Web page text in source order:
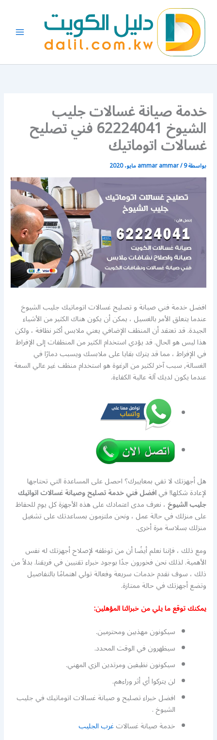
المحتوى
خدمة صيانة غسالات جليب
الشيوخ 62224041 فني تصليح
غسالات اتوماتيك
بواسطة ammar ammar/9 مايو، 2020
افضل خدمة فني صيانة و تصليح غسالات اتوماتيك جليب الشيوخ
عندما يتعلق الأمر بالغسيل ، يمكن أن يكون هناك الكثير من الأشياء
الجيدة. قد تعتقد أن المنظف الإضافي يعني ملابس أكثر نظافة ، ولكن
هذا ليس هو الحال. قد يؤدي استخدام الكثير من المنظفات إلى الإفراط
في الإفراط ، مما قد يترك بقايا على ملابسك ويسبب دمارًا في
الغسالة, سبب آخر لكثير من الرغوة هو استخدام منظف غير عالي السعة
عندما يكون لديك آلة عالية الكفاءة.
هل أجهزتك لا تفي بمعاييرك؟ احصل على المساعدة التي تحتاجها
لإعادة شكلها! فيافضل فني خدمة تصليح وصيانة غسالات اتواتيك
جليب الشيوخ ، نعرف مدى اعتمادك على هذه الأجهزة كل يوم للحفاظ
على منزلك في حالة عمل ، ونحن ملتزمون بمساعدتك على تشغيل
منزلك بسلاسة مرة أخرى.
ومع ذلك ، فإننا نعلم أيضًا أن من توظفه لإصلاح أجهزتك له نفس
الأهمية. لذلك نحن فخورون جدًا بوجود خبراء تقنيين في فريقنا. بدلاً من
ذلك ، سوف نقدم خدمات سريعة وفعالة تولي اهتمامًا بالتفاصيل
وتضع أجهزتك في حالة ممتازة.
يمكنك توقع ما يلي من خبرائنا المؤهلين:
سيكونون مهذبين ومحترمين.
سيظهرون في الوقت المحدد.
سيكونون نظيفين ومرتدين الزي المهني.
لن يتركوا أي أثر وراءهم.
افضل خبراء تصليح و صيانة غسالات اتوماتيك في جليب
الشيوخ .
خدمة صيانة غسالاتغرب الجليب